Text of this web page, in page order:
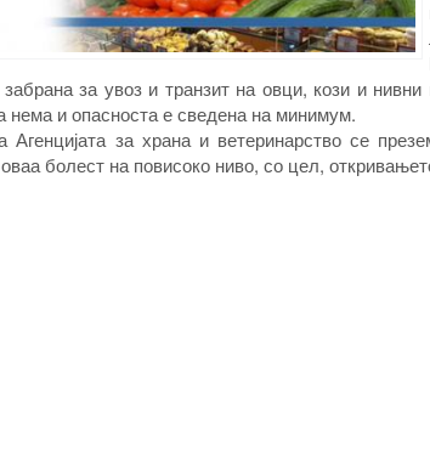
за увоз и транзит на овци, кози и
нема и опасноста е сведена на минимум.
Агенцијата за храна и ветеринарство се
болест на повисоко ниво, со цел,